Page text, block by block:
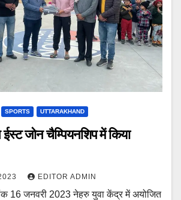
SPORTS UTTARAKHAND
जोन चैम्पियनशिप में किया
EDITOR ADMIN
16 जनवरी 2023 नेहरु युवा केंद्र में अयोजित